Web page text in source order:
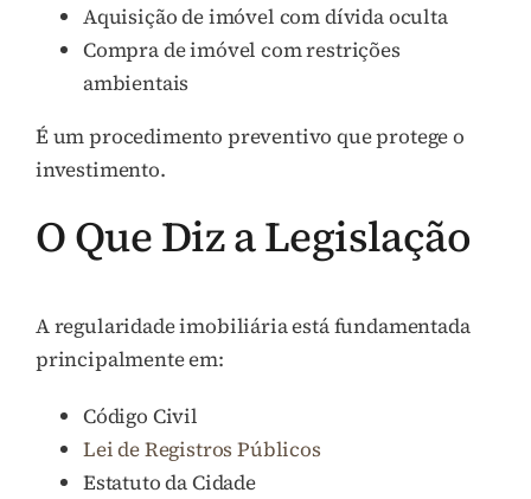
Aquisição de imóvel com dívida oculta
Compra de imóvel com restrições
ambientais
É um procedimento preventivo que protege o
investimento.
O Que Diz a Legislação
A regularidade imobiliária está fundamentada
principalmente em:
Código Civil
Lei de Registros Públicos
Estatuto da Cidade